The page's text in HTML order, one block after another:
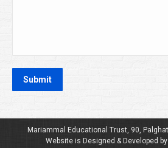
Submit
Mariammal Educational Trust, 90,
Website is Designed & Developed